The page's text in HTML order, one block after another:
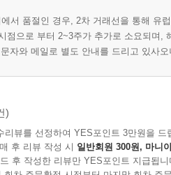
서 품절인 경우, 2차 거래선을 통해 유
점으로 부터 2~3주가 추가로 소요되며,
자와 메일로 별도 안내를 드리고 있사
)
리뷰를 선정하여 YES포인트 3만원을 드
후 리뷰 작성 시 일반회원 300원, 마니
후 작성한 리뷰만 YES포인트 지급됩니